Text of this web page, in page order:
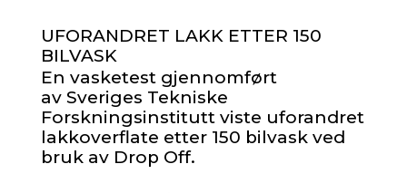
UFORANDRET LAKK ETTER 150
BILVASK
En vasketest gjennomført
av Sveriges Tekniske
Forskningsinstitutt viste uforandret
lakkoverflate etter 150 bilvask ved
bruk av Drop Off.